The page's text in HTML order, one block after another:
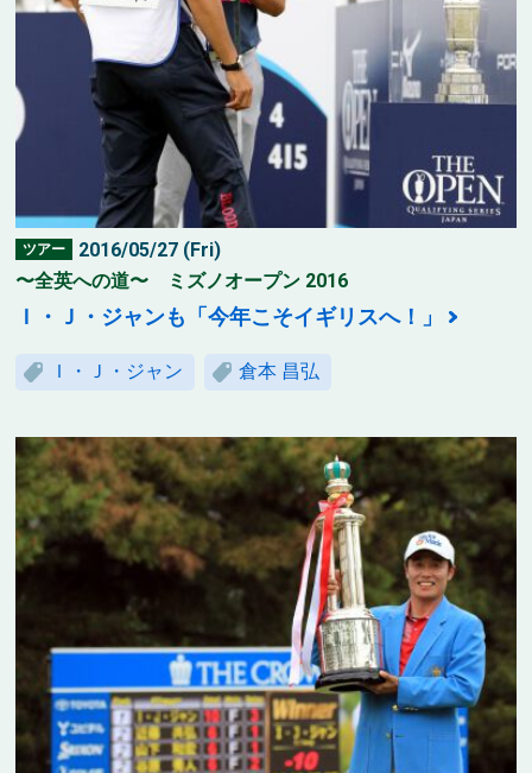
ツアー
2016/05/27 (Fri)
〜全英への道〜 ミズノオープン 2016
Ｉ・Ｊ・ジャンも「今年こそイギリスへ！」
Ｉ・Ｊ・ジャン 倉本 昌弘